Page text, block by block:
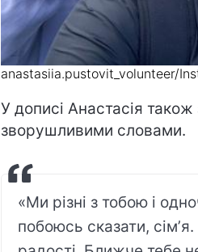
anastasiia.pustovit_volunteer/
У дописі Анастасія
зворушливими словами.
«Ми різні з тобою і
побоюсь сказати, сімʼя.